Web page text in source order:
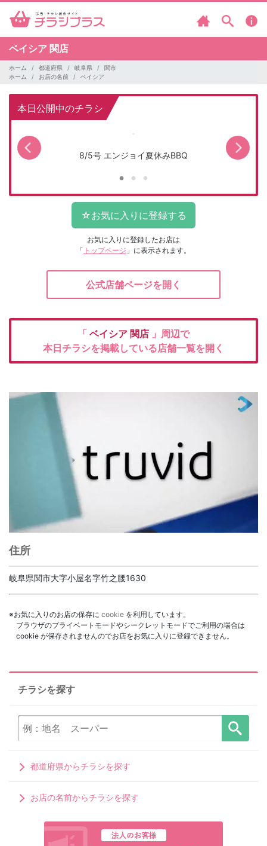
ベイシア 関店
ホーム 都道府県 岐阜県
関市
ホーム
お店の名前 ベイシア
本日公開中のチラシ
8/5号 エンジョイ夏休みBBQ
お気に入りに登録したお店は
「 トップページ 」に表示されます。
公式店舗ページを開く
「 ベイシア 関店 」周辺で
本日チラシを掲載している店舗一覧を開く
住所
岐阜県関市大字小屋名字竹之腰1630
※お気に入りのお店の保存に cookie を利用しています。
ブラウザのプライベートモードやシークレットモードでご利用の場合は
cookie が保存されませんのでお店をお気に入りに登録できません。
チラシを探す
都道府県からチラシを探す
お店の名前からチラシを探す